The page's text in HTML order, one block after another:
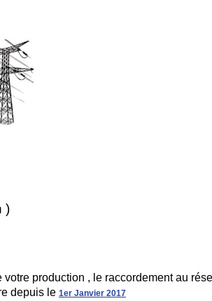
)
production , le raccordement au
depuis le 1er Janvier 2017